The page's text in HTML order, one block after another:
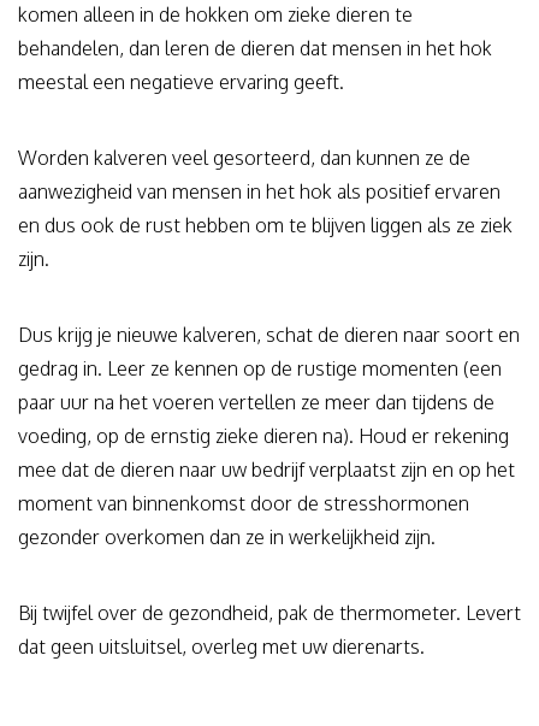
komen alleen in de hokken om zieke dieren te
behandelen, dan leren de dieren dat mensen in het hok
meestal een negatieve ervaring geeft.
Worden kalveren veel gesorteerd, dan kunnen ze de
aanwezigheid van mensen in het hok als positief ervaren
en dus ook de rust hebben om te blijven liggen als ze ziek
zijn.
Dus krijg je nieuwe kalveren, schat de dieren naar soort en
gedrag in. Leer ze kennen op de rustige momenten (een
paar uur na het voeren vertellen ze meer dan tijdens de
voeding, op de ernstig zieke dieren na). Houd er rekening
mee dat de dieren naar uw bedrijf verplaatst zijn en op het
moment van binnenkomst door de stresshormonen
gezonder overkomen dan ze in werkelijkheid zijn.
Bij twijfel over de gezondheid, pak de thermometer. Levert
dat geen uitsluitsel, overleg met uw dierenarts.